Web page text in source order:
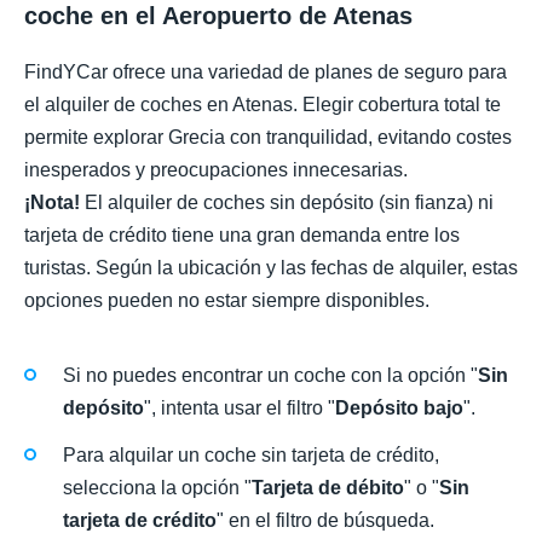
coche en el Aeropuerto de Atenas
FindYCar ofrece una variedad de planes de seguro para
el alquiler de coches en Atenas. Elegir cobertura total te
permite explorar Grecia con tranquilidad, evitando costes
inesperados y preocupaciones innecesarias.
¡Nota! El alquiler de coches sin depósito (sin fianza) ni
tarjeta de crédito tiene una gran demanda entre los
turistas. Según la ubicación y las fechas de alquiler, estas
opciones pueden no estar siempre disponibles.
Si no puedes encontrar un coche con la opción "Sin
depósito", intenta usar el filtro " Depósito bajo".
Para alquilar un coche sin tarjeta de crédito,
selecciona la opción "Tarjeta de débito" o "Sin
tarjeta de crédito" en el filtro de búsqueda.